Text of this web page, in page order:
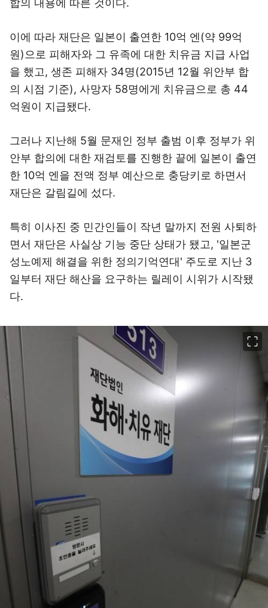
합의 내용에 따른 것이다.
이에 따라 재단은 일본이 출연한 10억 엔(약 99억
원)으로 피해자와 그 유족에 대한 치유금 지급 사업
을 했고, 생존 피해자 34명(2015년 12월 위안부 합
의 시점 기준), 사망자 58명에게 치유금으로 총 44
억원이 지급됐다.
그러나 지난해 5월 문재인 정부 출범 이후 정부가 위
안부 합의에 대한 재검토를 진행한 끝에 일본이 출연
한 10억 엔을 전액 정부 예산으로 충당키로 하면서
재단은 갈림길에 섰다.
특히 이사진 중 민간인들이 작년 말까지 전원 사퇴하
면서 재단은 사실상 기능 중단 상태가 됐고, '일본군
성노예제 해결을 위한 정의기억연대' 주도로 지난 3
일부터 재단 해산을 요구하는 릴레이 시위가 시작됐
다.